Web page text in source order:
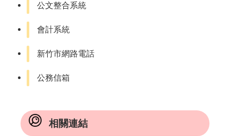
公文整合系統
會計系統
新竹市網路電話
公務信箱
相關連結